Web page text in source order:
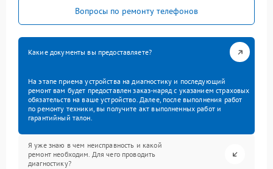
Вопросы по ремонту телефонов
Какие документы вы предоставляете?
На этапе приема устройства на диагностику и последующий
ремонт вам будет предоставлен заказ-наряд с указанием страховых
обязательств на ваше устройство. Далее, после выполнения работ
по ремонту техники, вы получите акт выполненных работ и
гарантийный талон.
Я уже знаю в чем неисправность и какой
ремонт необходим. Для чего проводить
диагностику?